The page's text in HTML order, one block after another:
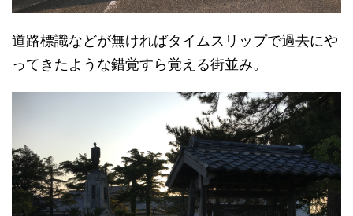
道路標識などが無ければタイムスリップで過去にや
ってきたような錯覚すら覚える街並み。